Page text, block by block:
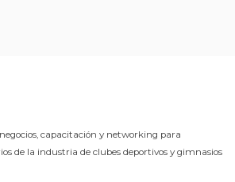
capacitación y networking para
de la industria de clubes deportivos y gimnasios